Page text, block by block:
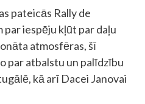
pateicās Rally de
iespēju kļūt par daļu
atmosfēras, šī
par atbalstu un palīdzību
kā arī Dacei Janovai